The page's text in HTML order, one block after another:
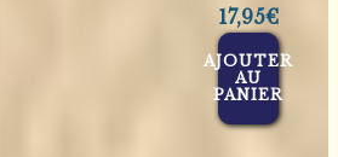
17,95€
AJOUTER
AU
PANIER